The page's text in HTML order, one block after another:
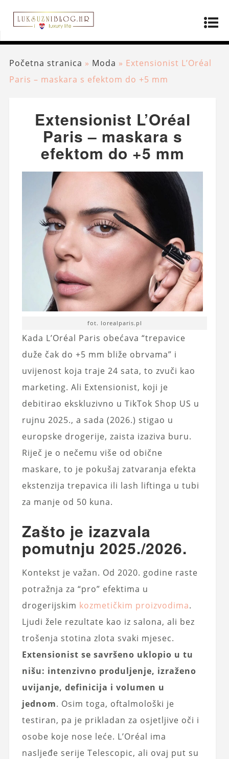
Početna stranica » Moda » Extensionist L’Oréal
Paris – maskara s efektom do +5 mm
Extensionist L’Oréal
Paris – maskara s
efektom do +5 mm
fot. lorealparis.pl
Kada L’Oréal Paris obećava “trepavice
duže čak do +5 mm bliže obrvama” i
uvijenost koja traje 24 sata, to zvuči kao
marketing. Ali Extensionist, koji je
debitirao ekskluzivno u TikTok Shop US u
rujnu 2025., a sada (2026.) stigao u
europske drogerije, zaista izaziva buru.
Riječ je o nečemu više od obične
maskare, to je pokušaj zatvaranja efekta
ekstenzija trepavica ili lash liftinga u tubi
za manje od 50 kuna.
Zašto je izazvala
pomutnju 2025./2026.
Kontekst je važan. Od 2020. godine raste
potražnja za “pro” efektima u
drogerijskim kozmetičkim proizvodima.
Ljudi žele rezultate kao iz salona, ali bez
trošenja stotina zlota svaki mjesec.
Extensionist se savršeno uklopio u tu
nišu: intenzivno produljenje, izraženo
uvijanje, definicija i volumen u
jednom. Osim toga, oftalmološki je
testiran, pa je prikladan za osjetljive oči i
osobe koje nose leće. L’Oréal ima
nasljeđe serije Telescopic, ali ovaj put su